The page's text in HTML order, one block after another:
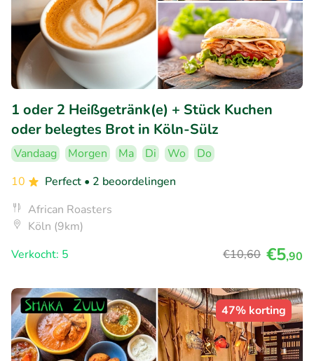
1 oder 2 Heißgetränk(e) + Stück Kuchen
oder belegtes Brot in Köln-Sülz
Vandaag Morgen Ma Di Wo
Do
10
Perfect • 2 beoordelingen
African Roasters
Köln (9km)
Verkocht: 5
€10,60 €5,90
47% korting